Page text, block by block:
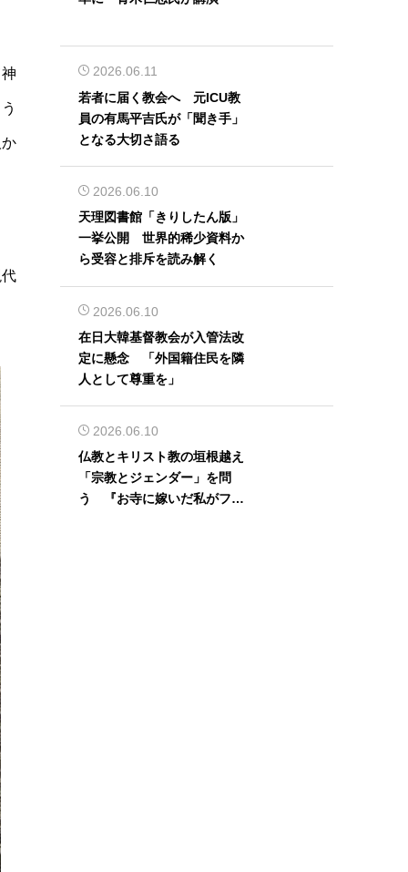
2026.06.11
若者に届く教会へ 元ICU教
員の有馬平吉氏が「聞き手」
となる大切さ語る
2026.06.10
天理図書館「きりしたん版」
一挙公開 世界的稀少資料か
ら受容と排斥を読み解く
2026.06.10
在日大韓基督教会が入管法改
定に懸念 「外国籍住民を隣
人として尊重を」
2026.06.10
仏教とキリスト教の垣根越え
「宗教とジェンダー」を問
う 『お寺に嫁いだ私がフェ